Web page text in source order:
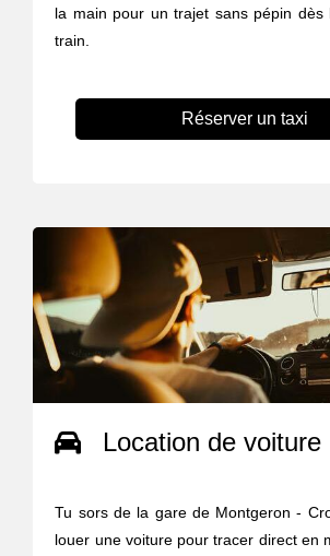
la main pour un trajet sans pépin dès
train.
Réserver un taxi
Location de voiture
Tu sors de la gare de Montgeron -
louer une voiture pour tracer direct en